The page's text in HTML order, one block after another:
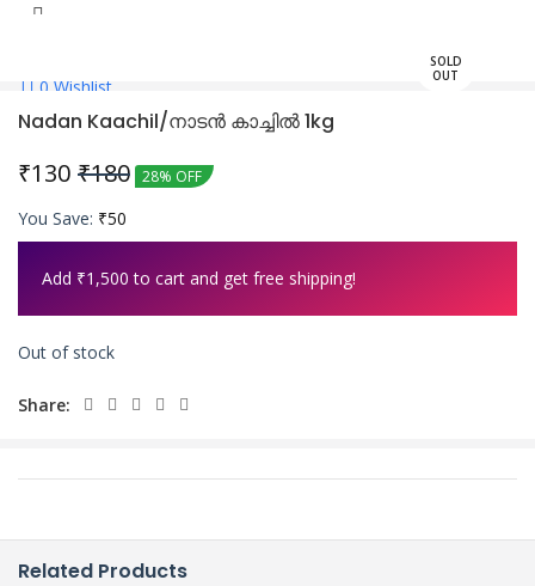
0 Wishlist
SOLD
OUT
Nadan Kaachil/നാടൻ കാച്ചിൽ 1kg
₹180
₹130 28% OFF
You Save: ₹50
Add ₹1,500 to cart and get free shipping!
Out of stock
Share:
Related Products